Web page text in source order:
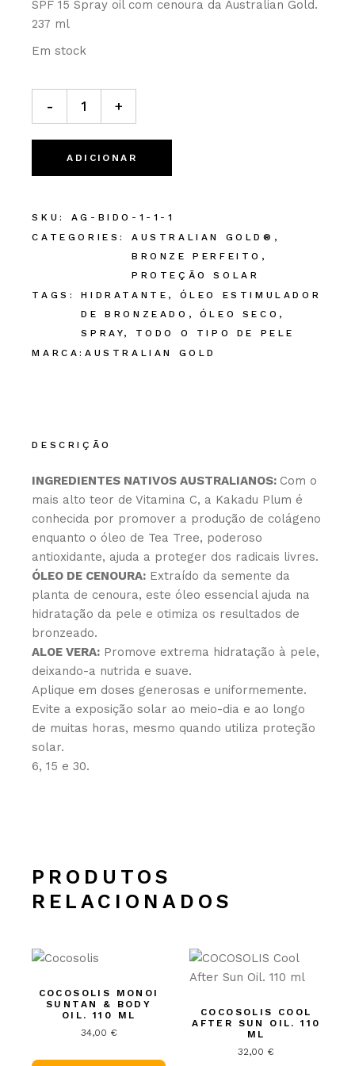
SPF 15 Spray oil com cenoura da Australian Gold.
237 ml
Em stock
Australian Gold SPF 15 SPRAY OIL C/ CENOURA.
- +
ADICIONAR
SKU:
AG-BIDO-1-1-1
CATEGORIES:
AUSTRALIAN GOLD® ,
BRONZE PERFEITO ,
PROTEÇÃO SOLAR
TAGS:
HIDRATANTE , ÓLEO ESTIMULADOR
DE BRONZEADO , ÓLEO SECO ,
SPRAY,
TODO O TIPO DE PELE
MARCA: AUSTRALIAN GOLD
DESCRIÇÃO
INGREDIENTES NATIVOS AUSTRALIANOS: Com o
mais alto teor de Vitamina C, a Kakadu Plum é
conhecida por promover a produção de colágeno
enquanto o óleo de Tea Tree, poderoso
antioxidante, ajuda a proteger dos radicais livres.
ÓLEO DE CENOURA: Extraído da semente da
planta de cenoura, este óleo essencial ajuda na
hidratação da pele e otimiza os resultados de
bronzeado.
ALOE VERA: Promove extrema hidratação à pele,
deixando-a nutrida e suave.
Aplique em doses generosas e uniformemente.
Evite a exposição solar ao meio-dia e ao longo
de muitas horas, mesmo quando utiliza proteção
solar.
6, 15 e 30.
PRODUTOS
RELACIONADOS
COCOSOLIS MONOI
SUNTAN & BODY
OIL. 110 ML
34,00 €
COCOSOLIS COOL
AFTER SUN OIL. 110
ML
32,00 €